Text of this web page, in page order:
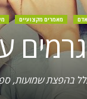
מאמרים מקצועיים
בהפצת שמועות,